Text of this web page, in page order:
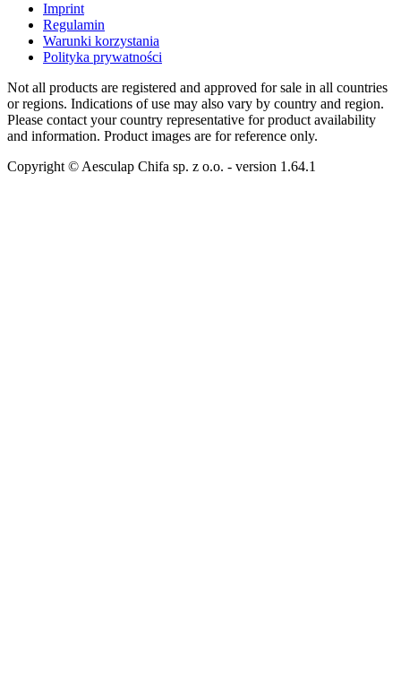
Imprint
Regulamin
Warunki korzystania
Polityka prywatności
Not all products are registered and approved for sale in all countries
or regions. Indications of use may also vary by country and region.
Please contact your country representative for product availability
and information. Product images are for reference only.
Copyright © Aesculap Chifa sp. z o.o. - version 1.64.1